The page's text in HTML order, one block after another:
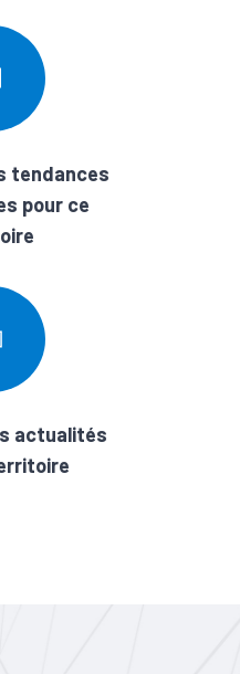
tendances
pour ce
actualités